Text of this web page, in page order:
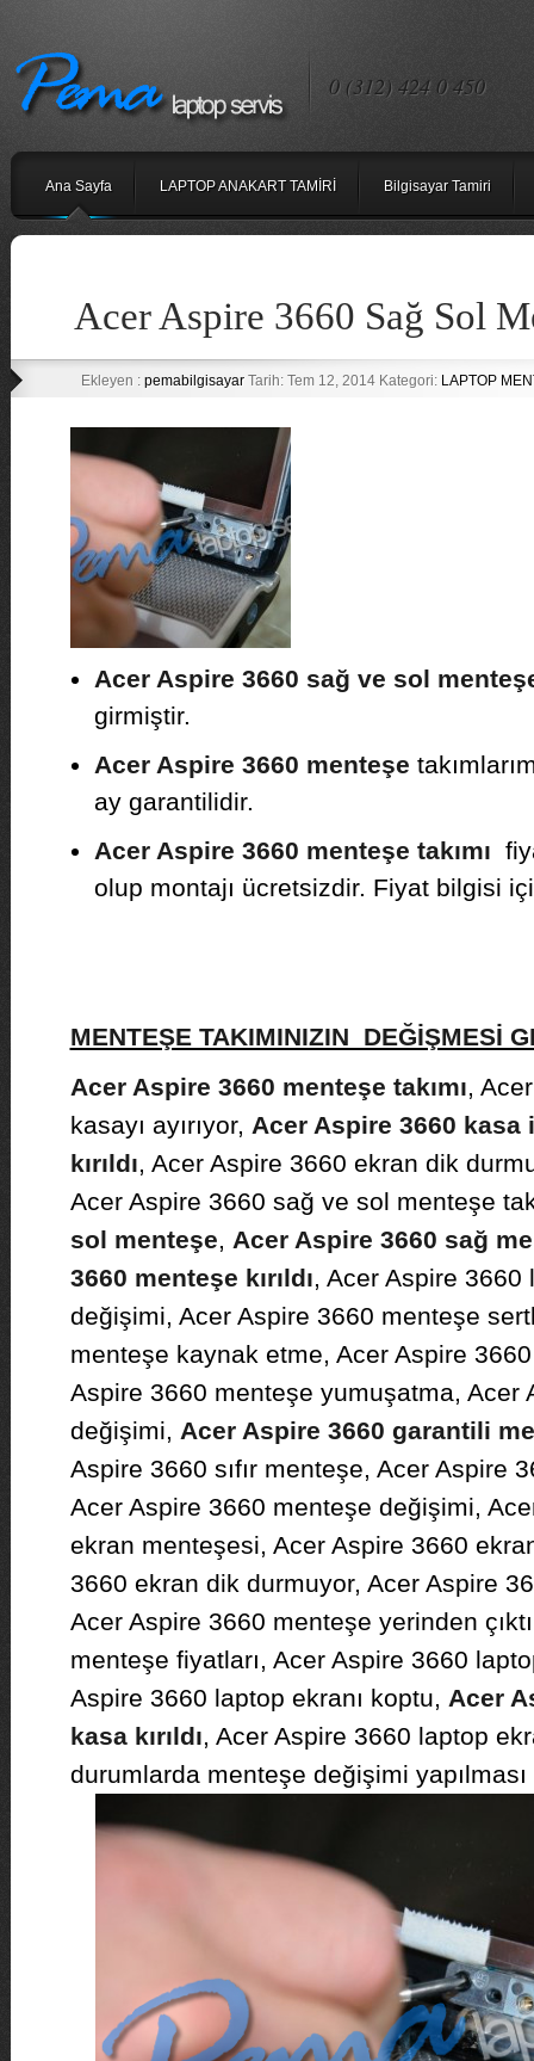
0 (312) 424 0 450
Ana Sayfa LAPTOP ANAKART TAMİRİ Bilgisayar Tamiri
Acer Aspire 3660 Sağ Sol
Ekleyen : pemabilgisayarTarih: Tem 12, 2014 Kategori: LAPTOP
Acer Aspire 3660 sağ ve sol
girmiştir.
Acer Aspire 3660 menteşe
ay garantilidir.
Acer Aspire 3660 menteşe takımı
olup montajı ücretsizdir. Fiyat bilgisi
MENTEŞE TAKIMINIZIN DEĞİŞMESİ
Acer Aspire 3660 menteşe takımı,
kasayı ayırıyor, Acer Aspire 3660 kasa
kırıldı, Acer Aspire 3660 ekran dik
Acer Aspire 3660 sağ ve sol menteşe
sol menteşe, Acer Aspire 3660 sağ
3660 menteşe kırıldı, Acer Aspire 3660
değişimi, Acer Aspire 3660 menteşe
menteşe kaynak etme, Acer Aspire
Aspire 3660 menteşe yumuşatma, Acer
değişimi, Acer Aspire 3660 garantili
Aspire 3660 sıfır menteşe, Acer Aspire
Acer Aspire 3660 menteşe değişimi,
ekran menteşesi, Acer Aspire 3660
3660 ekran dik durmuyor, Acer Aspire
Acer Aspire 3660 menteşe yerinden
menteşe fiyatları, Acer Aspire 3660
Aspire 3660 laptop ekranı koptu, Acer
kasa kırıldı, Acer Aspire 3660 laptop
durumlarda menteşe değişimi